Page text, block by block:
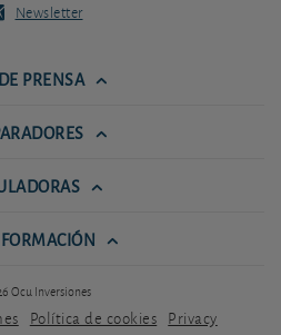
Newsletter
PRENSA
Ocu Inversiones
Política de cookies Privacy